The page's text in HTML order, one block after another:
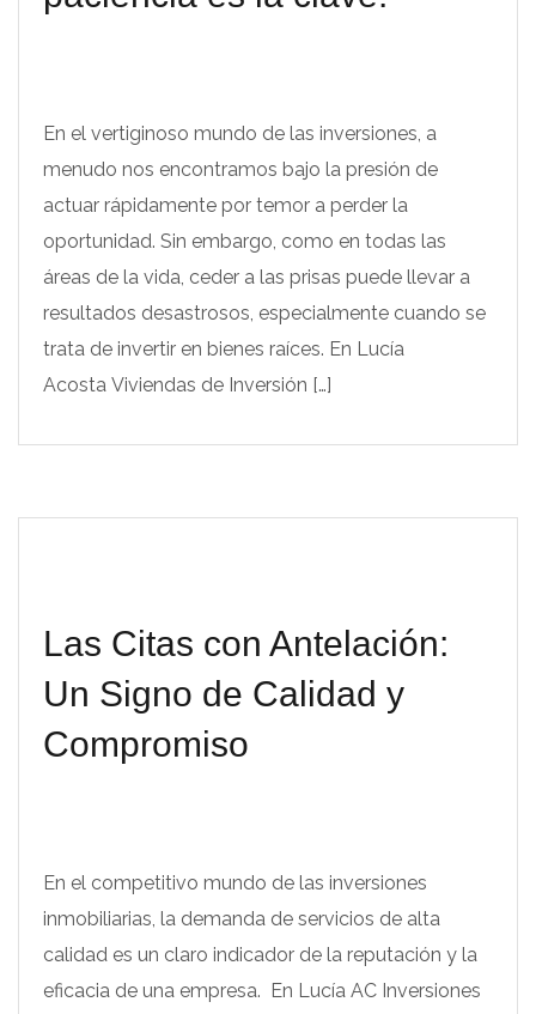
En el vertiginoso mundo de las inversiones, a
menudo nos encontramos bajo la presión de
actuar rápidamente por temor a perder la
oportunidad. Sin embargo, como en todas las
áreas de la vida, ceder a las prisas puede llevar a
resultados desastrosos, especialmente cuando se
trata de invertir en bienes raíces. En Lucía
Acosta Viviendas de Inversión […]
Las Citas con Antelación:
Un Signo de Calidad y
Compromiso
En el competitivo mundo de las inversiones
inmobiliarias, la demanda de servicios de alta
calidad es un claro indicador de la reputación y la
eficacia de una empresa. En Lucía AC Inversiones